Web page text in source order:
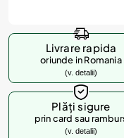
Livrare rapida
oriunde in Romania
(v. detalii)
Plăți sigure
prin card sau
(v. detalii)